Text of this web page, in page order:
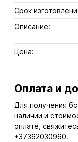
Срок
Описание:
Цена:
Оплата и
Для получения
наличии и
оплате,
+37362030960.